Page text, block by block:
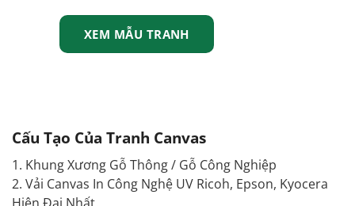
XEM MẪU TRANH
Cấu Tạo Của Tranh Canvas
1. Khung Xương Gỗ Thông / Gỗ Công Nghiệp
2. Vải Canvas In Công Nghệ UV Ricoh, Epson, Kyocera
Hiện Đại Nhất.